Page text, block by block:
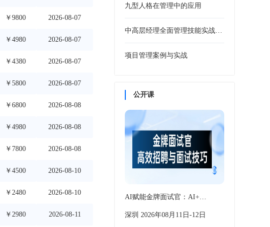
￥9800 2026-08-07
￥4980 2026-08-07
￥4380 2026-08-07
￥5800 2026-08-07
￥6800 2026-08-08
￥4980 2026-08-08
￥7800 2026-08-08
￥4500 2026-08-10
￥2480 2026-08-10
￥2980 2026-08-11
九型人格在管理中的应用
中高层经理全面管理技能实战训练
项目管理案例与实战
公开课
AI赋能金牌面试官：AI+…
深圳 2026年08月11日-12日